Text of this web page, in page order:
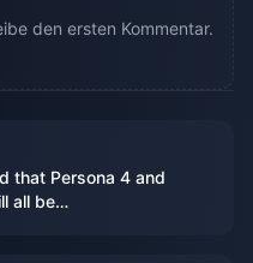
den ersten Kommentar.
that Persona 4 and
all be